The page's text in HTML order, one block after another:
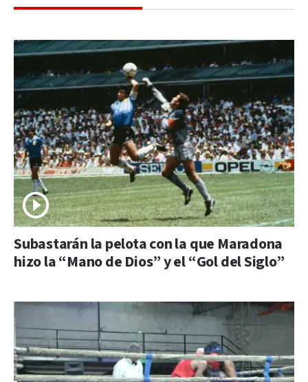
Subastarán la pelota con la que Maradona
hizo la “Mano de Dios” y el “Gol del Siglo”